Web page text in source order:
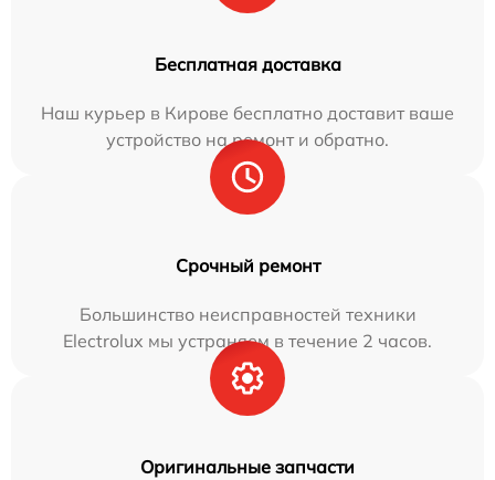
Бесплатная доставка
Наш курьер в Кирове бесплатно доставит ваше
устройство на ремонт и обратно.
Срочный ремонт
Большинство неисправностей техники
Electrolux мы устраняем в течение 2 часов.
Оригинальные запчасти